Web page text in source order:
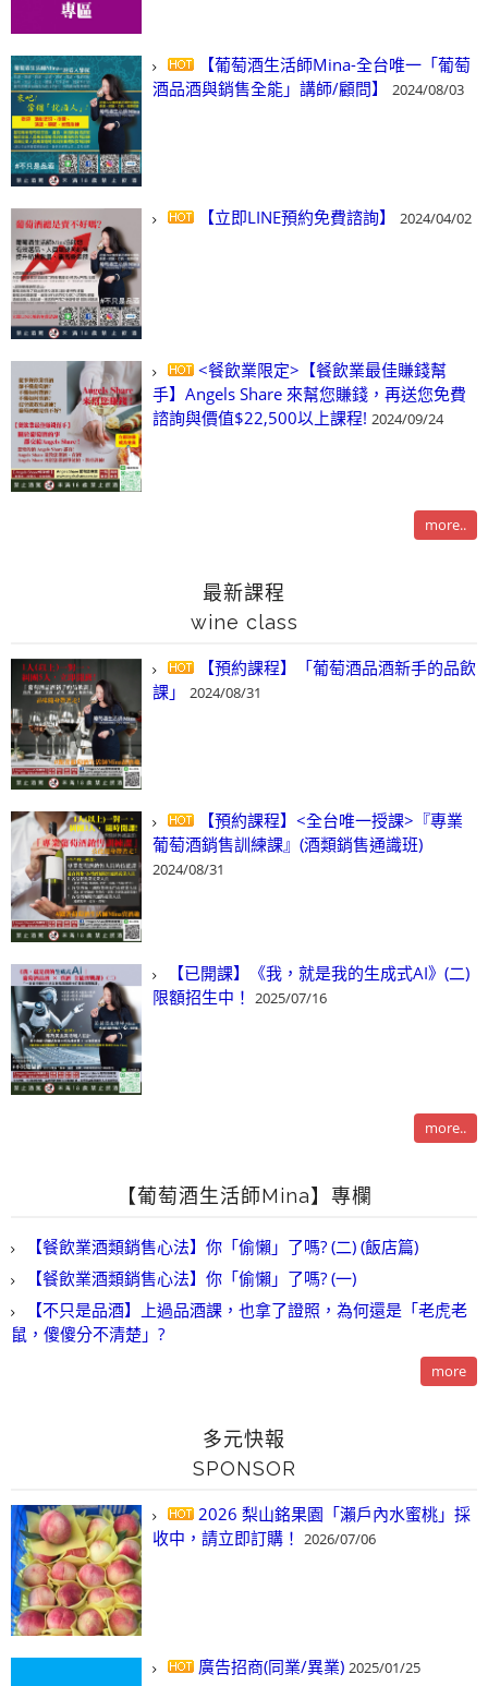
【葡萄酒生活師Mina-全台唯一「葡萄
酒品酒與銷售全能」講師/顧問】
2024/08/03
【立即LINE預約免費諮詢】 2024/04/02
<餐飲業限定>【餐飲業最佳賺錢幫
手】Angels Share 來幫您賺錢，再送您免費
諮詢與價值$22,500以上課程! 2024/09/24
more..
最新課程
wine class
【預約課程】「葡萄酒品酒新手的品飲
課」
2024/08/31
【預約課程】<全台唯一授課>『專業
葡萄酒銷售訓練課』(酒類銷售通識班)
2024/08/31
【已開課】《我，就是我的生成式AI》(二)
限額招生中！ 2025/07/16
more..
【葡萄酒生活師Mina】專欄
【餐飲業酒類銷售心法】你「偷懶」了嗎? (二) (飯店篇)
【餐飲業酒類銷售心法】你「偷懶」了嗎? (一)
【不只是品酒】上過品酒課，也拿了證照，為何還是「老虎老
鼠，傻傻分不清楚」?
more
多元快報
SPONSOR
2026 梨山銘果園「瀨戶內水蜜桃」採
收中，請立即訂購！ 2026/07/06
廣告招商(同業/異業) 2025/01/25